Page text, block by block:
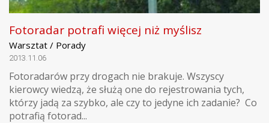
Fotoradar potrafi więcej niż myślisz
Warsztat / Porady
2013.11.06
Fotoradarów przy drogach nie brakuje. Wszyscy
kierowcy wiedzą, że służą one do rejestrowania tych,
którzy jadą za szybko, ale czy to jedyne ich zadanie? Co
potrafią fotorad...